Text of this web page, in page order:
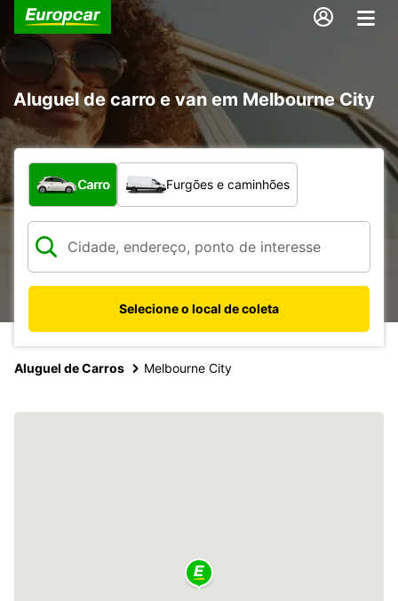
Aluguel de carro e van em Melbourne City
Qual tipo de veículo?
Carro Furgões e caminhões
Selecione o local de coleta
Aluguel de Carros Melbourne City